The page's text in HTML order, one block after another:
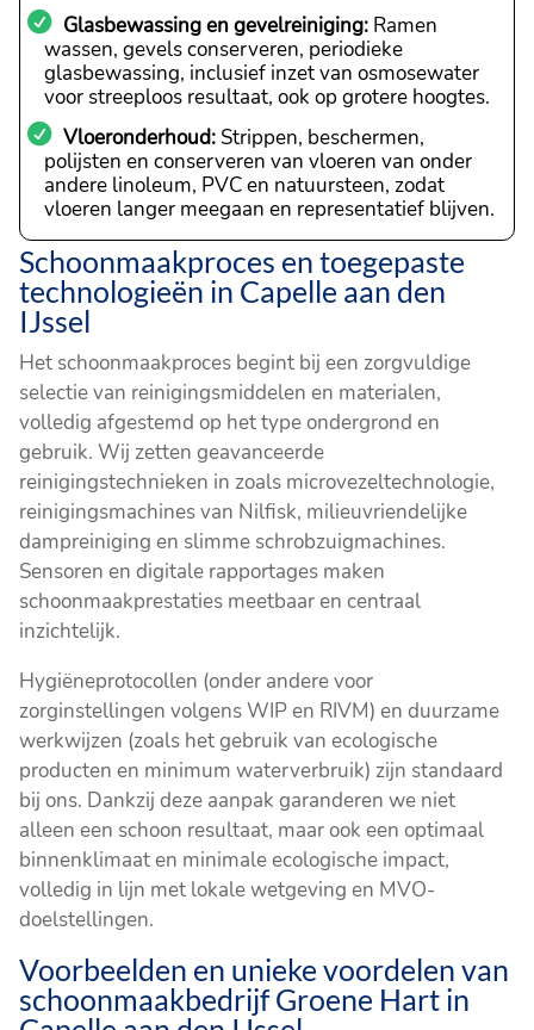
Glasbewassing en gevelreiniging: Ramen
wassen, gevels conserveren, periodieke
glasbewassing, inclusief inzet van osmosewater
voor streeploos resultaat, ook op grotere hoogtes.
Vloeronderhoud: Strippen, beschermen,
polijsten en conserveren van vloeren van onder
andere linoleum, PVC en natuursteen, zodat
vloeren langer meegaan en representatief blijven.
Schoonmaakproces en toegepaste
technologieën in Capelle aan den
IJssel
Het schoonmaakproces begint bij een zorgvuldige
selectie van reinigingsmiddelen en materialen,
volledig afgestemd op het type ondergrond en
gebruik. Wij zetten geavanceerde
reinigingstechnieken in zoals microvezeltechnologie,
reinigingsmachines van Nilfisk, milieuvriendelijke
dampreiniging en slimme schrobzuigmachines.
Sensoren en digitale rapportages maken
schoonmaakprestaties meetbaar en centraal
inzichtelijk.
Hygiëneprotocollen (onder andere voor
zorginstellingen volgens WIP en RIVM) en duurzame
werkwijzen (zoals het gebruik van ecologische
producten en minimum waterverbruik) zijn standaard
bij ons. Dankzij deze aanpak garanderen we niet
alleen een schoon resultaat, maar ook een optimaal
binnenklimaat en minimale ecologische impact,
volledig in lijn met lokale wetgeving en MVO-
doelstellingen.
Voorbeelden en unieke voordelen van
schoonmaakbedrijf Groene Hart in